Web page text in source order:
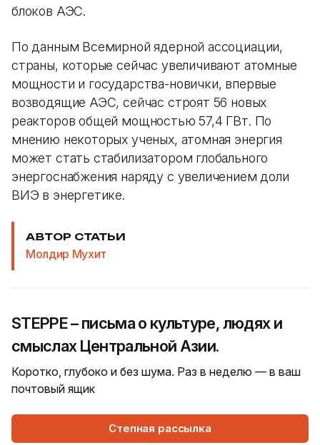
блоков АЭС.
По данным Всемирной ядерной ассоциации,
страны, которые сейчас увеличивают атомные
мощности и государства-новички, впервые
возводящие АЭС, сейчас строят 56 новых
реакторов общей мощностью 57,4 ГВт. По
мнению некоторых ученых, атомная энергия
может стать стабилизатором глобального
энергоснабжения наряду с увеличением доли
ВИЭ в энергетике.
АВТОР СТАТЬИ
Молдир Мухит
STEPPE – письма о культуре, людях и
смыслах Центральной Азии.
Коротко, глубоко и без шума. Раз в неделю — в ваш
почтовый ящик
Степная рассылка